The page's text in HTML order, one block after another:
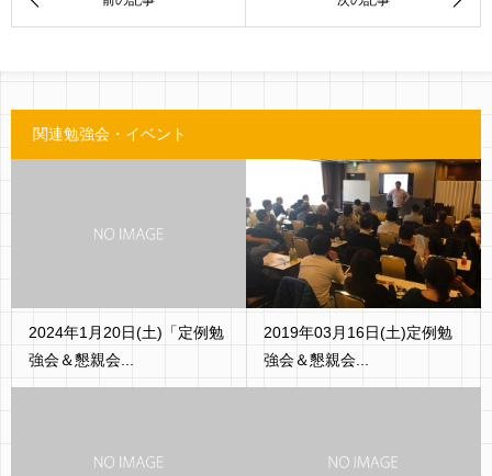
関連勉強会・イベント
2024年1月20日(土)「定例勉
強会＆懇親会...
2019年03月16日(土)定例勉
強会＆懇親会...